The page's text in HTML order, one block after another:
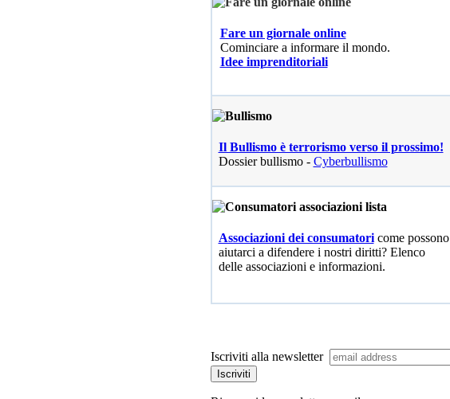
Fare un giornale online
Cominciare a informare il mondo.
Idee imprenditoriali
Il Bullismo è terrorismo verso il prossimo!
Dossier bullismo - Cyberbullismo
Associazioni dei consumatoricome possono
aiutarci a difendere i nostri diritti? Elenco
delle associazioni e informazioni.
Iscriviti alla newsletter